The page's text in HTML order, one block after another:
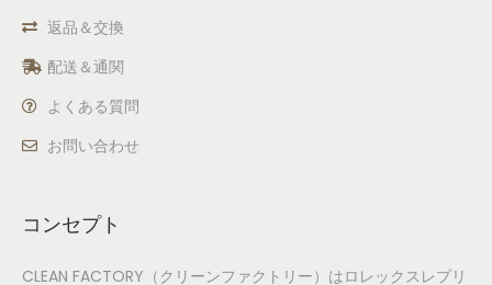
返品＆交換
配送＆通関
よくある質問
お問い合わせ
コンセプト
CLEAN FACTORY（クリーンファクトリー）はロレックスレプリ